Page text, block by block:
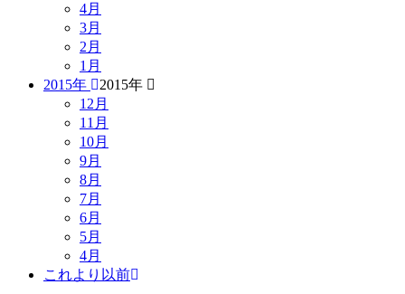
4月
3月
2月
1月
2015年
2015年
12月
11月
10月
9月
8月
7月
6月
5月
4月
これより以前